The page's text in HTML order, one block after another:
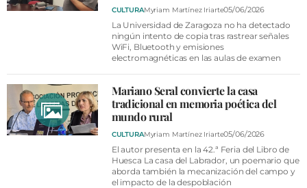
CULTURAMyriam Martínez Iriarte05/06/2026
La Universidad de Zaragoza no ha detectado
ningún intento de copia tras rastrear señales
WiFi, Bluetooth y emisiones
electromagnéticas en las aulas de examen
Mariano Seral convierte la casa
tradicional en memoria poética del
mundo rural
CULTURAMyriam Martínez Iriarte05/06/2026
El autor presenta en la 42.ª Feria del Libro de
Huesca La casa del Labrador, un poemario que
aborda también la mecanización del campo y
el impacto de la despoblación